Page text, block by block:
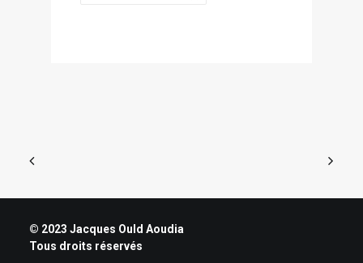
© 2023 Jacques Ould Aoudia
Tous droits réservés